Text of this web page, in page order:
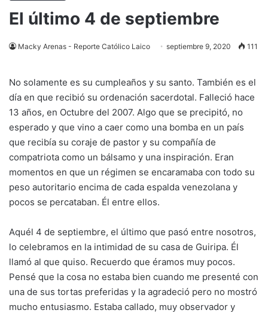
El último 4 de septiembre
Macky Arenas - Reporte Católico Laico septiembre 9, 2020 111
No solamente es su cumpleaños y su santo. También es el
día en que recibió su ordenación sacerdotal. Falleció hace
13 años, en Octubre del 2007. Algo que se precipitó, no
esperado y que vino a caer como una bomba en un país
que recibía su coraje de pastor y su compañía de
compatriota como un bálsamo y una inspiración. Eran
momentos en que un régimen se encaramaba con todo su
peso autoritario encima de cada espalda venezolana y
pocos se percataban. Él entre ellos.
Aquél 4 de septiembre, el último que pasó entre nosotros,
lo celebramos en la intimidad de su casa de Guiripa. Él
llamó al que quiso. Recuerdo que éramos muy pocos.
Pensé que la cosa no estaba bien cuando me presenté con
una de sus tortas preferidas y la agradeció pero no mostró
mucho entusiasmo. Estaba callado, muy observador y